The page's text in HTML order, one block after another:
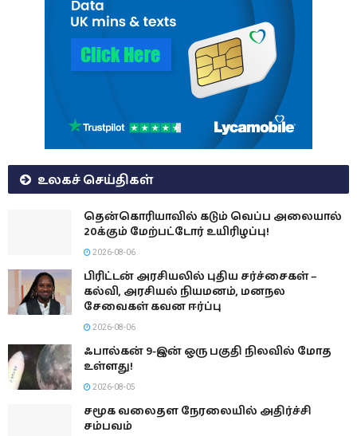
உலகச் செய்திகள்
தென்கொரியாவில் கடும் வெப்ப அலையால்
20க்கும் மேற்பட்டோர் உயிரிழப்பு!
2026-08-06
பிரிட்டன் அரசியலில் புதிய சர்ச்சைகள் –
கல்வி, அரசியல் நியமனம், மனநல
சேவைகள் கவன ஈர்ப்பு
2026-08-06
ஃபால்கன் 9-இன் ஒரு பகுதி நிலவில் மோத
உள்ளது!
2026-08-05
சமூக வலைதள நேரலையில் அதிர்ச்சி
சம்பவம்